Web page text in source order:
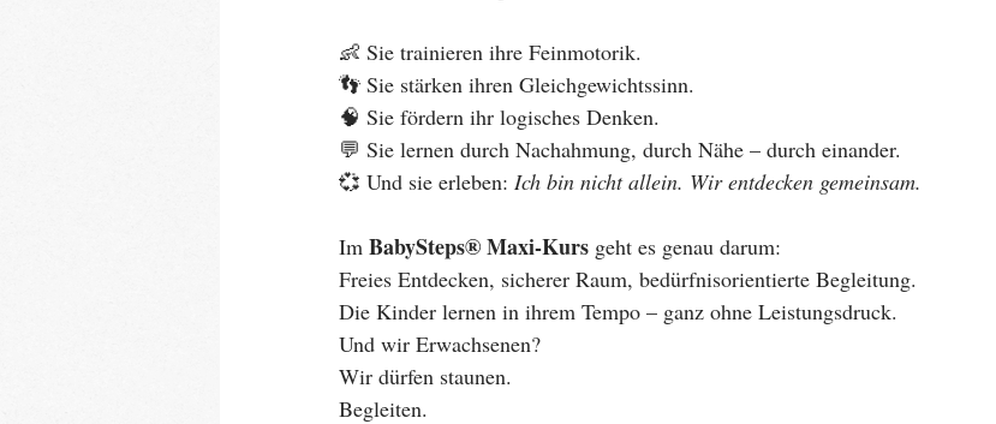
👶 Sie trainieren ihre Feinmotorik.
👣 Sie stärken ihren Gleichgewichtssinn.
🧠 Sie fördern ihr logisches Denken.
💬 Sie lernen durch Nachahmung, durch Nähe – durch einander.
💞 Und sie erleben: Ich bin nicht allein. Wir entdecken gemeinsam.
Im BabySteps® Maxi-Kurs geht es genau darum:
Freies Entdecken, sicherer Raum, bedürfnisorientierte Begleitung.
Die Kinder lernen in ihrem Tempo – ganz ohne Leistungsdruck.
Und wir Erwachsenen?
Wir dürfen staunen.
Begleiten.